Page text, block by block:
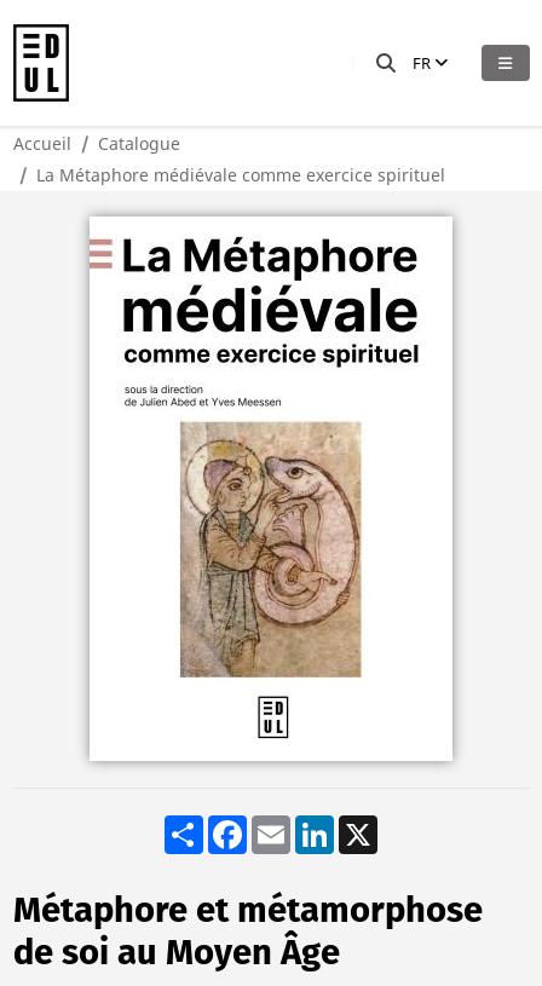
FR
Accueil
Catalogue
La Métaphore médiévale comme exercice spirituel
Share Facebook
Email LinkedIn
Métaphore et métamorphose
de soi au Moyen Âge